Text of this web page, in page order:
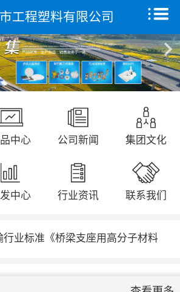
工程塑料有限公司
中心 公司新闻 集团文化
中心 行业资讯 联系我们
仪式...
领导来我公司调研走访...
行业标准《桥梁支座用高分子材料
审稿审查会在京召开...
首页
关于我们
产品中心
远征研发中心
集团文化
新闻动态